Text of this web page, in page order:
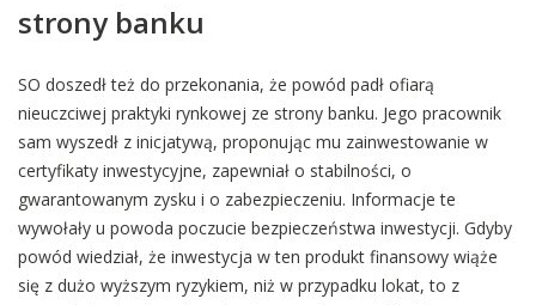
strony banku
SO doszedł też do przekonania, że powód padł ofiarą
nieuczciwej praktyki rynkowej ze strony banku. Jego pracownik
sam wyszedł z inicjatywą, proponując mu zainwestowanie w
certyfikaty inwestycyjne, zapewniał o stabilności, o
gwarantowanym zysku i o zabezpieczeniu. Informacje te
wywołały u powoda poczucie bezpieczeństwa inwestycji. Gdyby
powód wiedział, że inwestycja w ten produkt finansowy wiąże
się z dużo wyższym ryzykiem, niż w przypadku lokat, to z